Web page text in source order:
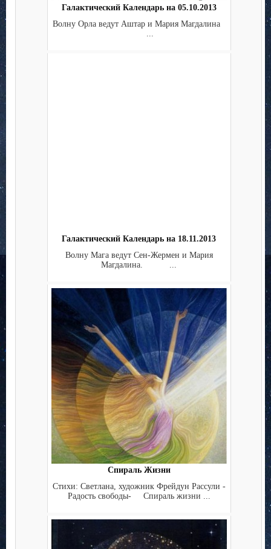
Галактический Календарь на 05.10.2013
Волну Орла ведут Аштар и Мария Магдалина
Галактический Календарь на 18.11.2013
Волну Мага ведут Сен-Жермен и Мария
Магдалина. ...
Спираль Жизни
Стихи: Светлана, художник Фрейдун Рассули -
Радость свободы- Спираль жизни ...